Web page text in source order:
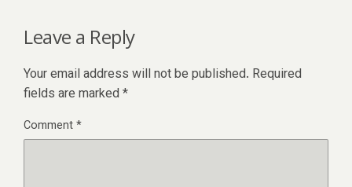
Leave a Reply
Your email address will not be published. Required
fields are marked *
Comment*